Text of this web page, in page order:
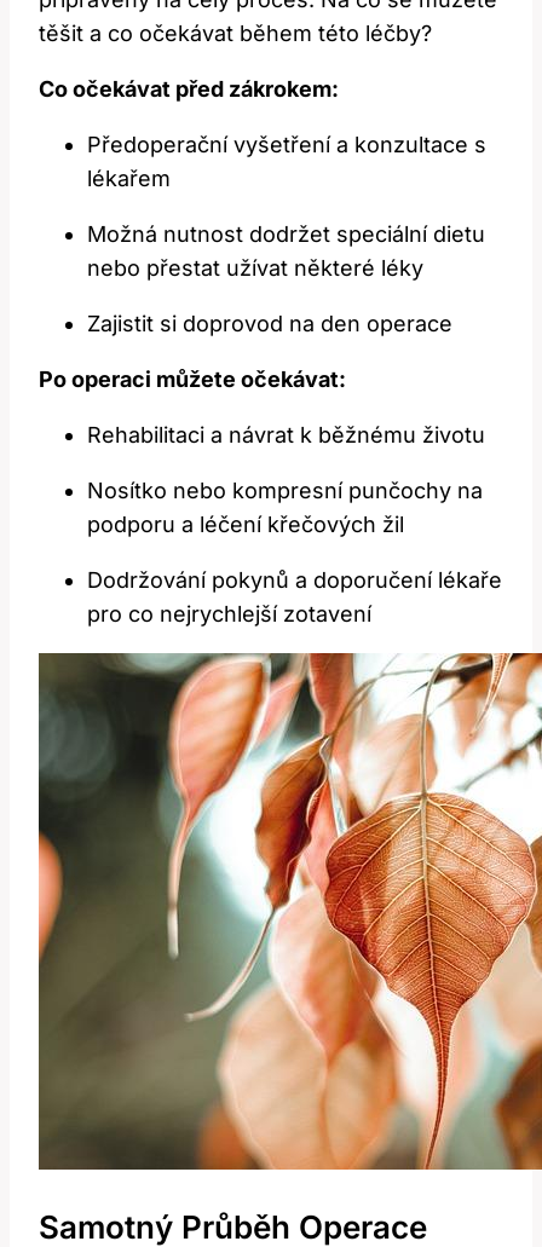
těšit a co očekávat během této léčby?
Co očekávat před zákrokem:
Předoperační vyšetření a konzultace s
lékařem
Možná nutnost dodržet speciální dietu
nebo přestat užívat některé léky
Zajistit si doprovod na den operace
Po operaci můžete očekávat:
Rehabilitaci a návrat k běžnému životu
Nosítko nebo kompresní punčochy na
podporu a léčení křečových žil
Dodržování pokynů a doporučení lékaře
pro co nejrychlejší zotavení
Samotný Průběh Operace